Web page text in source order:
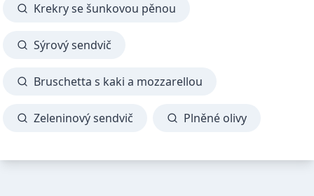
Krekry se šunkovou pěnou
Sýrový sendvič
Bruschetta s kaki a mozzarellou
Zeleninový sendvič Plněné olivy